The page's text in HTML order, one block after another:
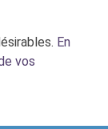
En
vos